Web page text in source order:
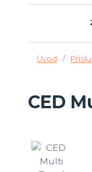
Úvod
CED